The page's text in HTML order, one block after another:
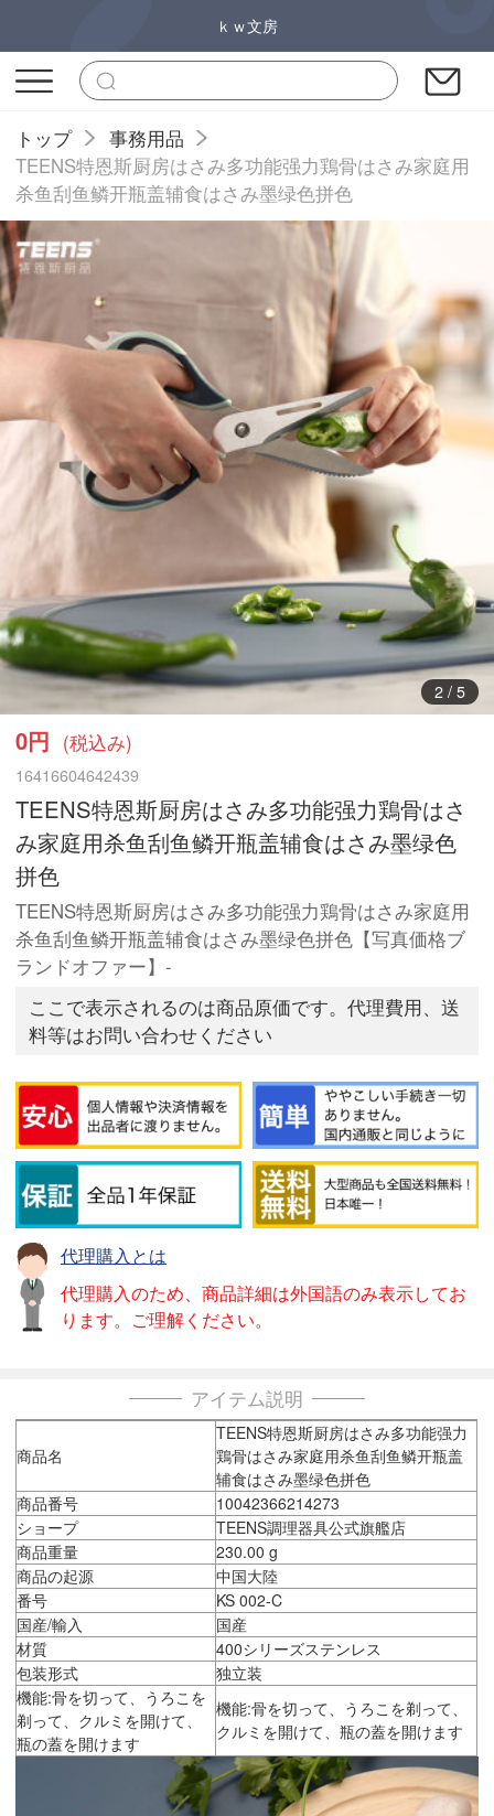
ｋｗ文房
トップ
事務用品
TEENS特恩斯厨房はさみ多功能强力鶏骨はさみ家庭用
杀鱼刮鱼鳞开瓶盖辅食はさみ墨绿色拼色
3/ 5
0円 (税込み)
16416604642439
TEENS特恩斯厨房はさみ多功能强力鶏骨はさ
み家庭用杀鱼刮鱼鳞开瓶盖辅食はさみ墨绿色
拼色
TEENS特恩斯厨房はさみ多功能强力鶏骨はさみ家庭用
杀鱼刮鱼鳞开瓶盖辅食はさみ墨绿色拼色【写真価格ブ
ランドオファー】-
ここで表示されるのは商品原価です。代理費用、送
料等はお問い合わせください
代理購入とは
代理購入のため、商品詳細は外国語のみ表示してお
ります。ご理解ください。
アイテム説明
商品名
TEENS特恩斯厨房はさみ多功能强力
鶏骨はさみ家庭用杀鱼刮鱼鳞开瓶盖
辅食はさみ墨绿色拼色
商品番号
10042366214273
ショープ
TEENS調理器具公式旗艦店
商品重量
230.00 g
商品の起源
中国大陸
番号
KS 002-C
国産/輸入
国産
材質
400シリーズステンレス
包装形式
独立装
機能:骨を切って、うろこを
剃って、クルミを開けて、
瓶の蓋を開けます
機能:骨を切って、うろこを剃って、
クルミを開けて、瓶の蓋を開けます